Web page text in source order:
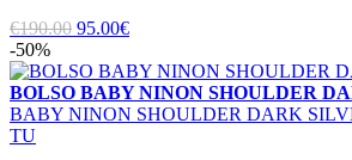
€190.00 95.00€
-50%
BOLSO BABY NINON SHOULDER
BABY NINON SHOULDER DARK
TU